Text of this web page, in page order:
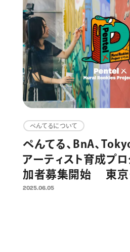
ぺんてるについて
ぺんてる、BnA、
アーティスト育成プ
加者募集開始 東京
制作拠点を4名に提
2025.06.05